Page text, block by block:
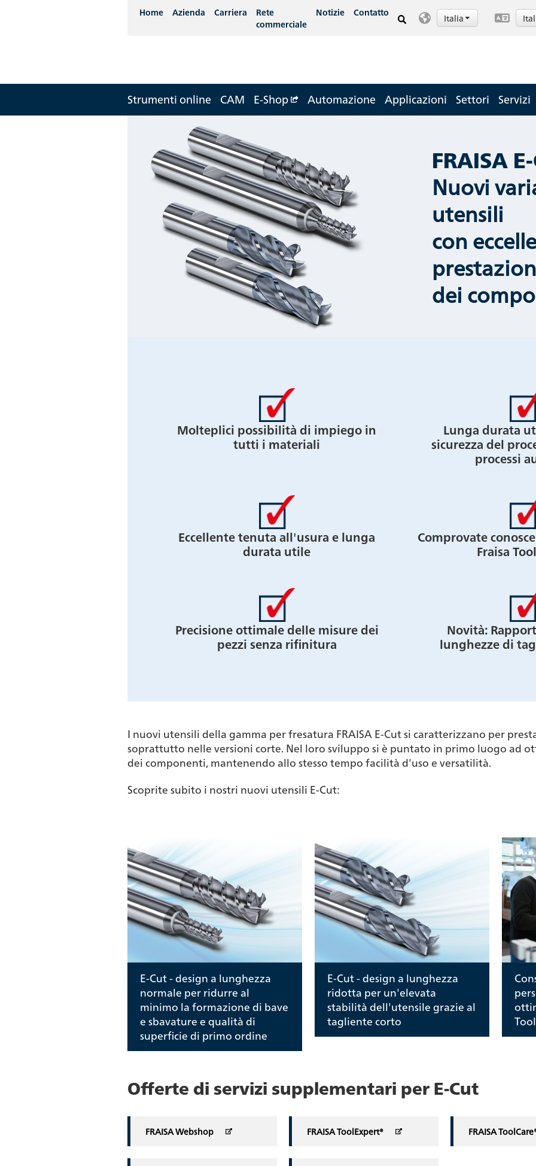
Home Azienda Carriera
Rete
commerciale
Notizie Contatto Italia
Strumenti online CAM E-Shop Automazione Applicazioni Settori Servizi
FRAISA
Nuovi
utensili
con
dei
Molteplici possibilità di impiego in
tutti i materiali
Lunga durata
sicurezza del
processi
Eccellente tenuta all'usura e lunga
durata utile
Comprovate
Fraisa
Precisione ottimale delle misure dei
pezzi senza rifinitura
Novità:
lunghezze di
I nuovi utensili della gamma per fresatura FRAISA E-Cut si caratterizzano per
soprattutto nelle versioni corte. Nel loro sviluppo si è puntato in primo luogo ad
dei componenti, mantenendo allo stesso tempo facilità d'uso e versatilità.
Scoprite subito i nostri nuovi utensili E-Cut:
E-Cut - design a lunghezza
normale per ridurre al
minimo la formazione di bave
e sbavature e qualità di
superficie di primo ordine
E-Cut - design a lunghezza
ridotta per un'elevata
stabilità dell'utensile grazie al
tagliente corto
Offerte di servizi supplementari per E-Cut
FRAISA Webshop FRAISA ToolExpert® FRAISA